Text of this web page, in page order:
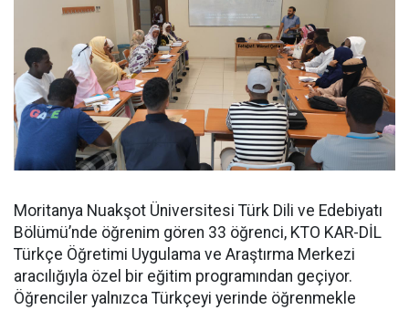
Moritanya Nuakşot Üniversitesi Türk Dili ve Edebiyatı
Bölümü’nde öğrenim gören 33 öğrenci, KTO KAR-DİL
Türkçe Öğretimi Uygulama ve Araştırma Merkezi
aracılığıyla özel bir eğitim programından geçiyor.
Öğrenciler yalnızca Türkçeyi yerinde öğrenmekle